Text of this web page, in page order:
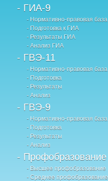
- ГИА-9
- Нормативно-правовая база
- Подготовка к ГИА
- Результаты ГИА
- Анализ ГИА
- ГВЭ-11
- Нормативно-правовая база
- Подготовка
- Результаты
- Анализ
- ГВЭ-9
- Нормативно-правовая база
- Подготовка
- Результаты
- Анализ
- Профобразование
- Высшее профобразование
- Среднее профобразование